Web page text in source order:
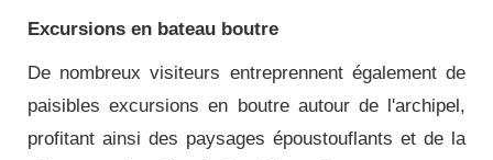
Excursions en bateau boutre
De nombreux visiteurs entreprennent également de
paisibles excursions en boutre autour de l'archipel,
profitant ainsi des paysages époustouflants et de la